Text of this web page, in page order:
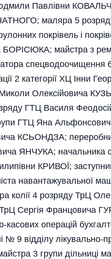
Павлівни
маляра 5
покрівель і
БОРІСЮКА; майстра з
спецводоочищення 6
2 категорії ХЦ Інни
Миколи Олексійовича
ГТЦ Василя
ГТЦ Яна
КСЬОНДЗА;
ЯНЧУКА; начальника
КРИВОЇ;
навантажувальної
4 розряду ТрЦ
Сергія Францовича
операцій
9 відділу лікувально-
3 групи дільниці